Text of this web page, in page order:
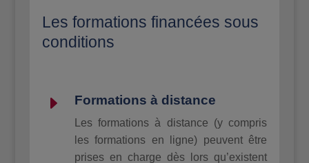
Les formations financées sous
conditions
E Formations à distance
Les formations à distance (y compris
les formations en ligne) peuvent être
prises en charge dès lors qu’existent